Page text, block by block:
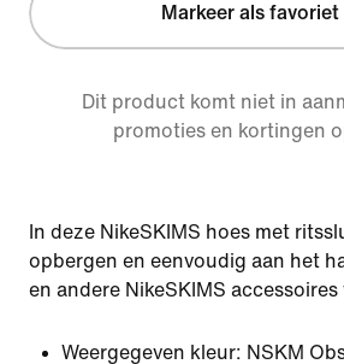
Markeer als favoriet
Dit product komt niet in
promoties en kortingen
In deze NikeSKIMS hoes met
opbergen en eenvoudig aan het
en andere NikeSKIMS accessoires
Weergegeven kleur: NSKM